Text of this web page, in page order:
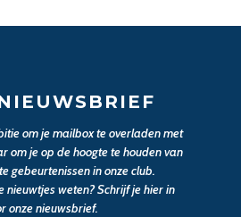
om je mailbox te overladen met
om je op de hoogte te houden van
gebeurtenissen in onze club.
nieuwtjes weten? Schrijf je hier in
onze nieuwsbrief.